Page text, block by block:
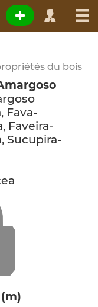
du bois
Fava-
Faveira-
Sucupira-